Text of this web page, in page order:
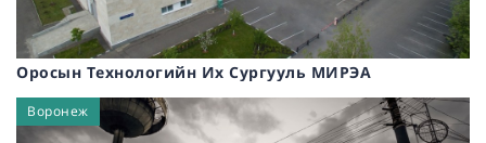
Оросын Технологийн Их Сургууль МИРЭА
Воронеж